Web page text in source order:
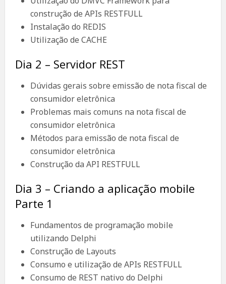
construção de APIs RESTFULL
Instalação do REDIS
Utilização de CACHE
Dia 2 – Servidor REST
Dúvidas gerais sobre emissão de nota fiscal de
consumidor eletrônica
Problemas mais comuns na nota fiscal de
consumidor eletrônica
Métodos para emissão de nota fiscal de
consumidor eletrônica
Construção da API RESTFULL
Dia 3 – Criando a aplicação mobile
Parte 1
Fundamentos de programação mobile
utilizando Delphi
Construção de Layouts
Consumo e utilização de APIs RESTFULL
Consumo de REST nativo do Delphi